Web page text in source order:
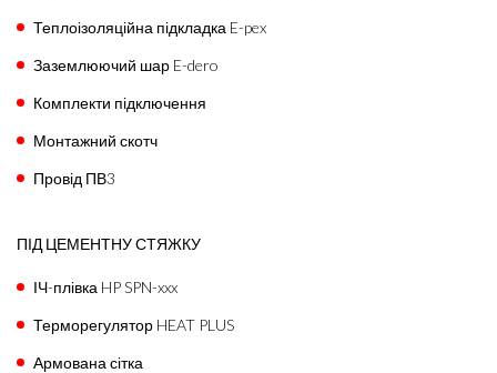
Теплоізоляційна підкладка E-pex
Заземлюючий шар E-dero
Комплекти підключення
Монтажний скотч
Провід ПВ3
ПІД ЦЕМЕНТНУ СТЯЖКУ
ІЧ-плівка HP SPN-xxx
Терморегулятор HEAT PLUS
Армована сітка